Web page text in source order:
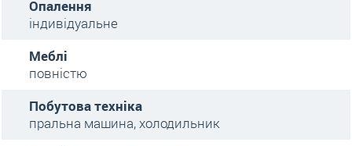
Опалення
індивідуальне
Меблі
повністю
Побутова техніка
пральна машина, холодильник